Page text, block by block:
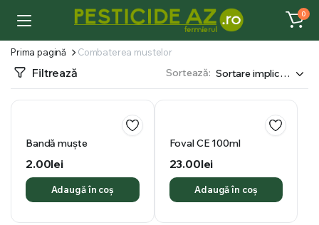
0
Prima pagină Combaterea mustelor
Filtrează Sortează:
Bandă muște
2.00lei
Adaugă în coș
Foval CE 100ml
23.00lei
Adaugă în coș